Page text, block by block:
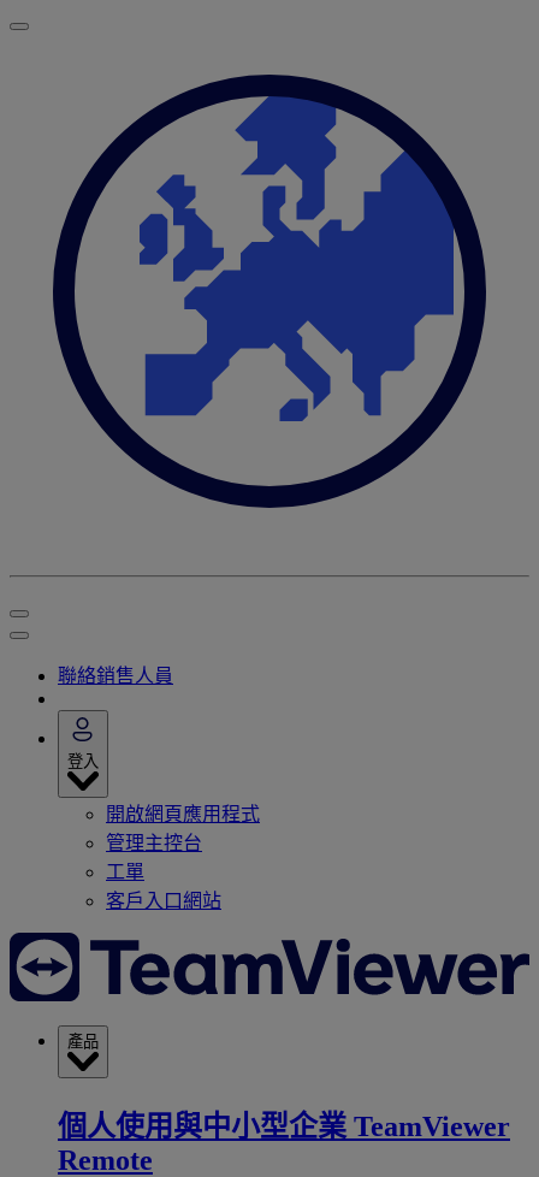
聯絡銷售人員
登入
開啟網頁應用程式
管理主控台
工單
客戶入口網站
產品
個人使用與中小型企業 TeamViewer
Remote